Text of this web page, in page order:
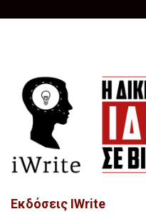
Εκδόσεις IWrite